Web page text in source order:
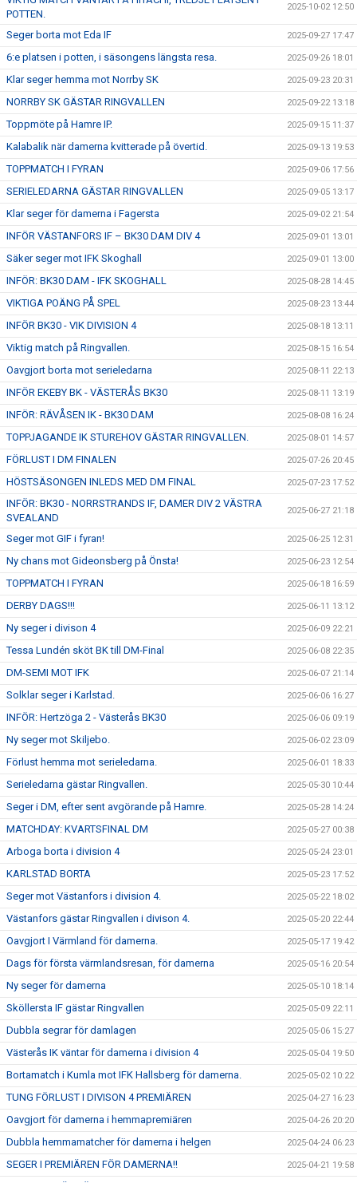
POTTEN.
2025-10-02 12:50
Seger borta mot Eda IF 2025-09-27 17:47
6:e platsen i potten, i säsongens längsta resa. 2025-09-26 18:01
Klar seger hemma mot Norrby SK 2025-09-23 20:31
NORRBY SK GÄSTAR RINGVALLEN 2025-09-22 13:18
Toppmöte på Hamre IP. 2025-09-15 11:37
Kalabalik när damerna kvitterade på övertid. 2025-09-13 19:53
TOPPMATCH I FYRAN 2025-09-06 17:56
SERIELEDARNA GÄSTAR RINGVALLEN 2025-09-05 13:17
Klar seger för damerna i Fagersta 2025-09-02 21:54
INFÖR VÄSTANFORS IF – BK30 DAM DIV 4 2025-09-01 13:01
Säker seger mot IFK Skoghall 2025-09-01 13:00
INFÖR: BK30 DAM - IFK SKOGHALL 2025-08-28 14:45
VIKTIGA POÄNG PÅ SPEL 2025-08-23 13:44
INFÖR BK30 - VIK DIVISION 4 2025-08-18 13:11
Viktig match på Ringvallen. 2025-08-15 16:54
Oavgjort borta mot serieledarna 2025-08-11 22:13
INFÖR EKEBY BK - VÄSTERÅS BK30 2025-08-11 13:19
INFÖR: RÄVÅSEN IK - BK30 DAM 2025-08-08 16:24
TOPPJAGANDE IK STUREHOV GÄSTAR RINGVALLEN. 2025-08-01 14:57
FÖRLUST I DM FINALEN 2025-07-26 20:45
HÖSTSÄSONGEN INLEDS MED DM FINAL 2025-07-23 17:52
INFÖR: BK30 - NORRSTRANDS IF, DAMER DIV 2 VÄSTRA
SVEALAND
2025-06-27 21:18
Seger mot GIF i fyran! 2025-06-25 12:31
Ny chans mot Gideonsberg på Önsta! 2025-06-23 12:54
TOPPMATCH I FYRAN 2025-06-18 16:59
DERBY DAGS!!! 2025-06-11 13:12
Ny seger i divison 4 2025-06-09 22:21
Tessa Lundén sköt BK till DM-Final 2025-06-08 22:35
DM-SEMI MOT IFK 2025-06-07 21:14
Solklar seger i Karlstad. 2025-06-06 16:27
INFÖR: Hertzöga 2 - Västerås BK30 2025-06-06 09:19
Ny seger mot Skiljebo. 2025-06-02 23:09
Förlust hemma mot serieledarna. 2025-06-01 18:33
Serieledarna gästar Ringvallen. 2025-05-30 10:44
Seger i DM, efter sent avgörande på Hamre. 2025-05-28 14:24
MATCHDAY: KVARTSFINAL DM 2025-05-27 00:38
Arboga borta i division 4 2025-05-24 23:01
KARLSTAD BORTA 2025-05-23 17:52
Seger mot Västanfors i division 4. 2025-05-22 18:02
Västanfors gästar Ringvallen i divison 4. 2025-05-20 22:44
Oavgjort I Värmland för damerna. 2025-05-17 19:42
Dags för första värmlandsresan, för damerna 2025-05-16 20:54
Ny seger för damerna 2025-05-10 18:14
Sköllersta IF gästar Ringvallen 2025-05-09 22:11
Dubbla segrar för damlagen 2025-05-06 15:27
Västerås IK väntar för damerna i division 4 2025-05-04 19:50
Bortamatch i Kumla mot IFK Hallsberg för damerna. 2025-05-02 10:22
TUNG FÖRLUST I DIVISON 4 PREMIÄREN 2025-04-27 16:23
Oavgjort för damerna i hemmapremiären 2025-04-26 20:20
Dubbla hemmamatcher för damerna i helgen 2025-04-24 06:23
SEGER I PREMIÄREN FÖR DAMERNA!! 2025-04-21 19:58